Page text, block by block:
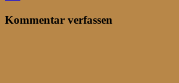
Kommentar verfassen